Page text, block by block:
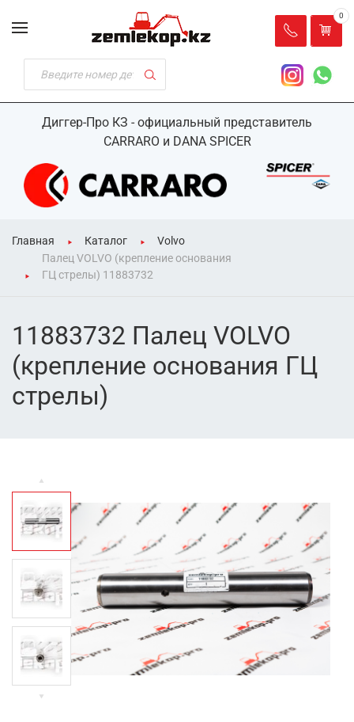
Диггер-Про КЗ - официальный представитель
CARRARO и DANA SPICER
0
Главная Каталог
Volvo
Палец VOLVO (крепление основания
ГЦ стрелы) 11883732
11883732 Палец VOLVO
(крепление основания ГЦ
стрелы)